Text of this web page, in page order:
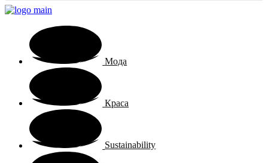
Мода
Краса
Sustainability